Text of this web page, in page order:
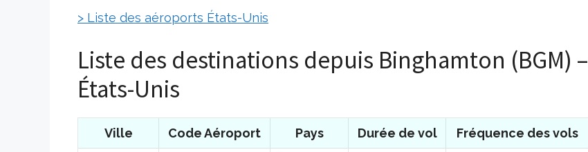
> Liste des aéroports États-Unis
Liste des destinations depuis Binghamton (BGM) –
États-Unis
Ville Code Aéroport Pays Durée de vol Fréquence des vols